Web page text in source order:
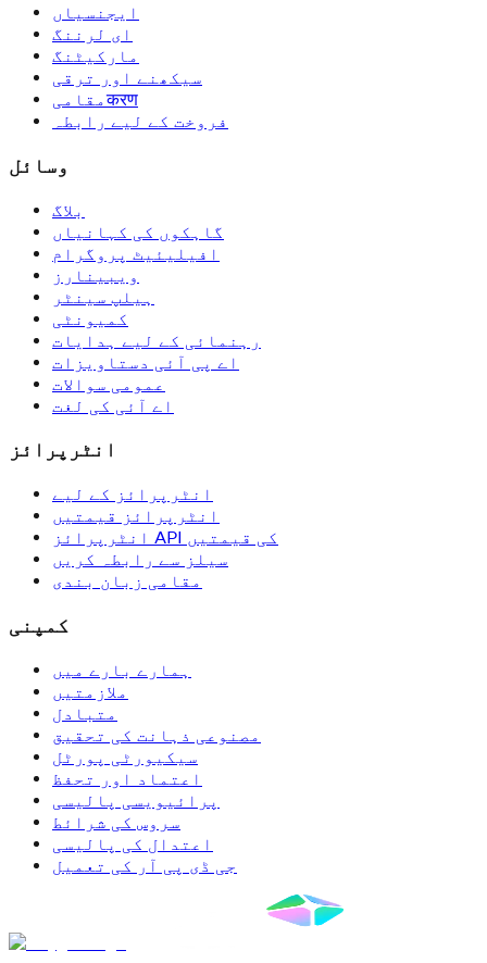
ایجنسیاں
ای لرننگ
مارکیٹنگ
سیکھنے اور ترقی
مقامیकरण
فروخت کے لیے رابطہ
وسائل
بلاگ
گاہکوں کی کہانیاں
افیلیئیٹ پروگرام
ویبینارز
ہیلپ سینٹر
کمیونٹی
رہنمائی کے لیے ہدایات
اے پی آئی دستاویزات
عمومی سوالات
اے آئی کی لغت
انٹرپرائز
انٹرپرائز کے لیے
انٹرپرائز قیمتیں
انٹرپرائز API کی قیمتیں
سیلز سے رابطہ کریں
مقامی زبان بندی
کمپنی
ہمارے بارے میں
ملازمتیں
متبادل
مصنوعی ذہانت کی تحقیق
سیکیورٹی پورٹل
اعتماد اور تحفظ
پرائیویسی پالیسی
سروس کی شرائط
اعتدال کی پالیسی
جی ڈی پی آر کی تعمیل